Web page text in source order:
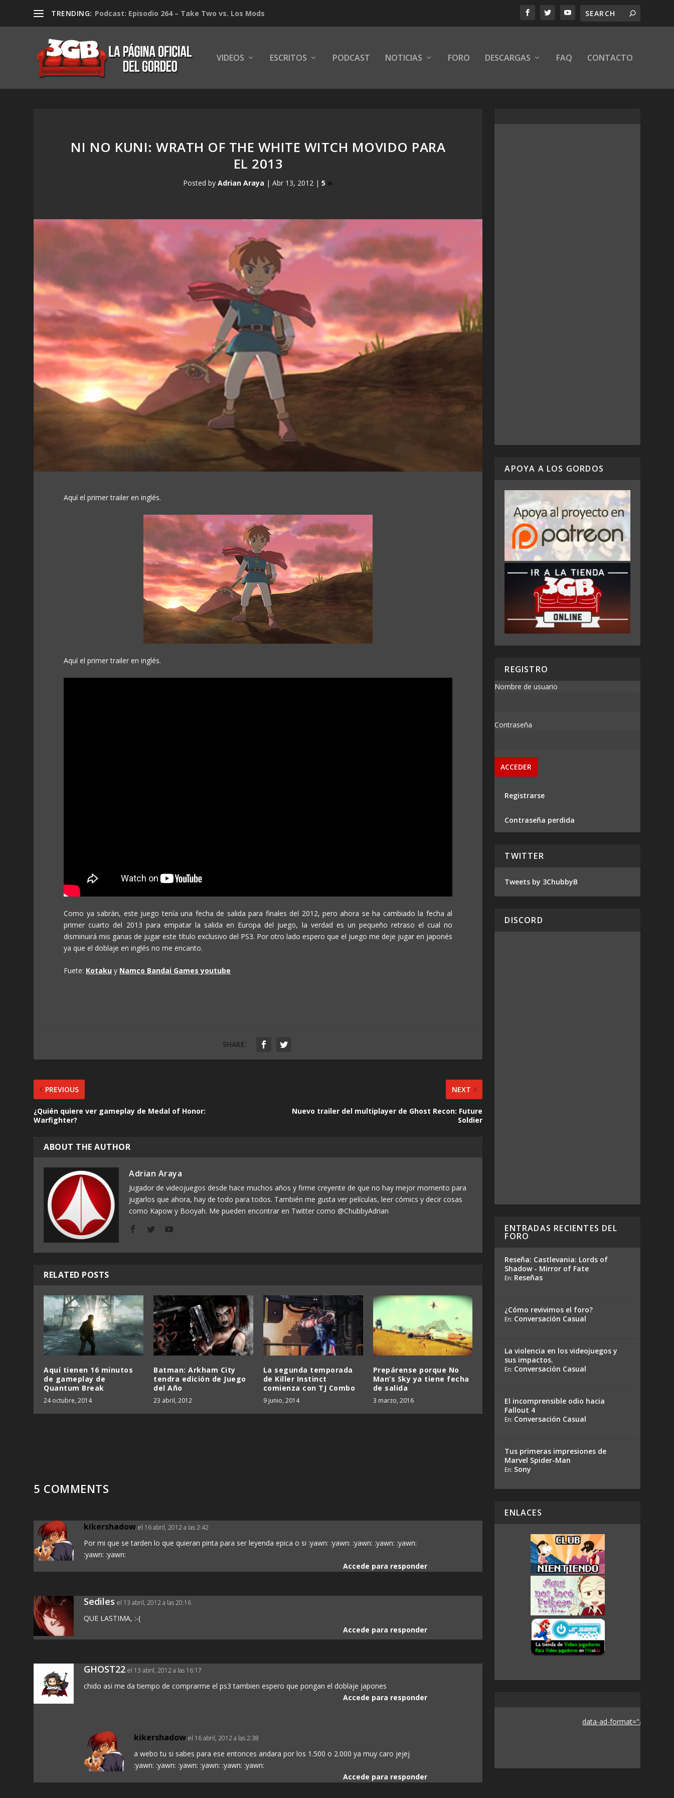
TRENDING: Podcast: Episodio 264 – Take Two vs. Los Mods
VIDEOS ESCRITOS PODCAST NOTICIAS FORO DESCARGAS FAQ CONTACTO
NI NO KUNI: WRATH OF THE WHITE WITCH MOVIDO PARA
EL 2013
Posted by Adrian Araya | Abr 13, 2012| 5
Aquí el primer trailer en inglés.
Aquí el primer trailer en inglés.
Como ya sabrán, este juego tenía una fecha de salida para finales del 2012, pero ahora se ha cambiado la fecha al
primer cuarto del 2013 para empatar la salida en Europa del juego, la verdad es un pequeño retraso el cual no
disminuirá mis ganas de jugar este título exclusivo del PS3. Por otro lado espero que el juego me deje jugar en japonés
ya que el doblaje en inglés no me encanto.
Fuete: Kotaku y Namco Bandai Games youtube
SHARE:
PREVIOUS
¿Quién quiere ver gameplay de Medal of Honor:
Warfighter?
NEXT
Nuevo trailer del multiplayer de Ghost Recon: Future
Soldier
ABOUT THE AUTHOR
Adrian Araya
Jugador de videojuegos desde hace muchos años y firme creyente de que no hay mejor momento para
jugarlos que ahora, hay de todo para todos. También me gusta ver películas, leer cómics y decir cosas
como Kapow y Booyah. Me pueden encontrar en Twitter como @ChubbyAdrian
RELATED POSTS
Aquí tienen 16 minutos
de gameplay de
Quantum Break
24 octubre, 2014
Batman: Arkham City
tendra edición de Juego
del Año
23 abril, 2012
La segunda temporada
de Killer Instinct
comienza con TJ Combo
9 junio, 2014
Prepárense porque No
Man’s Sky ya tiene fecha
de salida
3 marzo, 2016
5 COMMENTS
kikershadow el 16 abril, 2012 a las 2:42
Por mi que se tarden lo que quieran pinta para ser leyenda epica o si :yawn: :yawn: :yawn: :yawn: :yawn:
:yawn: :yawn:
Accede para responder
Sediles el 13 abril, 2012 a las 20:16
QUE LASTIMA, :-(
Accede para responder
GHOST22 el 13 abril, 2012 a las 16:17
chido asi me da tiempo de comprarme el ps3 tambien espero que pongan el doblaje japones
Accede para responder
kikershadow el 16 abril, 2012 a las 2:38
a webo tu si sabes para ese entonces andara por los 1.500 o 2.000 ya muy caro jejej
:yawn: :yawn: :yawn: :yawn: :yawn: :yawn:
Accede para responder
APOYA A LOS GORDOS
REGISTRO
Nombre de usuario
Contraseña
Registrarse
Contraseña perdida
TWITTER
Tweets by 3ChubbyB
DISCORD
ENTRADAS RECIENTES DEL
FORO
Reseña: Castlevania: Lords of
Shadow - Mirror of Fate
En: Reseñas
¿Cómo revivimos el foro?
En: Conversación Casual
La violencia en los videojuegos y
sus impactos.
En: Conversación Casual
El incomprensible odio hacia
Fallout 4
En: Conversación Casual
Tus primeras impresiones de
Marvel Spider-Man
En: Sony
ENLACES
data-ad-format="auto">